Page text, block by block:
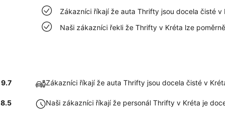
Zákazníci říkají že auta Thrifty jsou docela čisté v
Naši zákazníci řekli že Thrifty v Kréta lze
9.7 Zákazníci říkají že auta Thrifty jsou docela čisté v
8.5 Naši zákazníci říkají že personál Thrifty v Kréta je